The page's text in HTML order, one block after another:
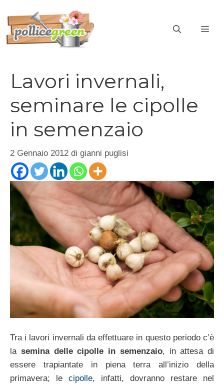
contenuto
Lavori invernali,
seminare le cipolle
in semenzaio
2 Gennaio 2012 di gianni puglisi
Tra i lavori invernali da effettuare in questo periodo c’è
la semina delle cipolle in semenzaio, in attesa di
essere trapiantate in piena terra all’inizio della
primavera; le cipolle, infatti, dovranno restare nel